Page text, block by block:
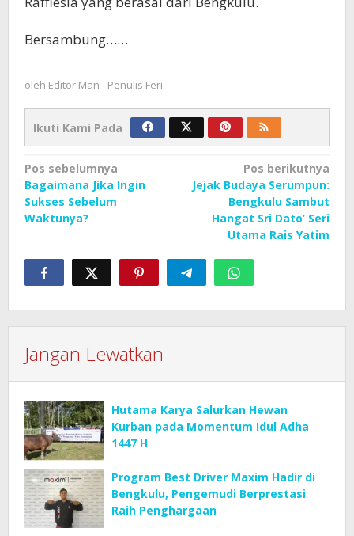
Bersambung……
oleh Editor Man - Penulis Feri
Ikuti Kami Pada
Navigasi
pos
Pos sebelumnya
Bagaimana Jika Ingin
Sukses Sebelum
Waktunya?
Pos berikutnya
Jejak Budaya Serumpun:
Bengkulu Sambut
Hangat Sri Dato’ Seri
Utama Rais Yatim
Jangan Lewatkan
Hutama Karya Salurkan Hewan
Kurban pada Momentum Idul Adha
1447 H
Program Best Driver Maxim Hadir di
Bengkulu, Pengemudi Berprestasi
Raih Penghargaan